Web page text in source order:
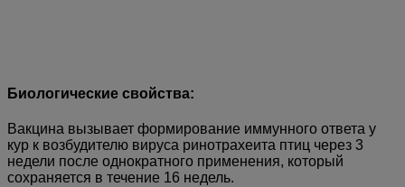
Биологические свойства:
Вакцина вызывает формирование иммунного ответа у
кур к возбудителю вируса ринотрахеита птиц через 3
недели после однократного применения, который
сохраняется в течение 16 недель.